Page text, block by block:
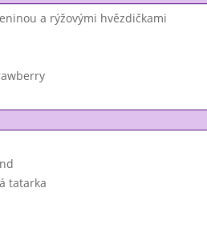
a rýžovými hvězdičkami
tatarka